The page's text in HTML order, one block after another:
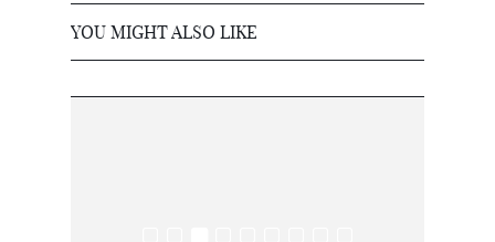
YOU MIGHT ALSO LIKE